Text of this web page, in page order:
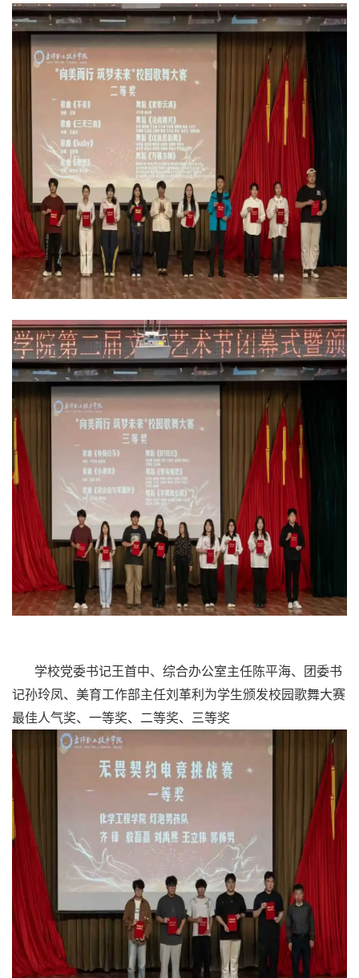
学校党委书记王首中、综合办公室主任陈平海、团委书
记孙玲凤、美育工作部主任刘革利为学生颁发校园歌舞大赛
最佳人气奖、一等奖、二等奖、三等奖